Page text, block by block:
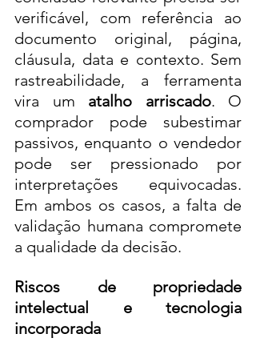
verificável, com referência ao
documento original, página,
cláusula, data e contexto. Sem
rastreabilidade, a ferramenta
vira um atalho arriscado. O
comprador pode subestimar
passivos, enquanto o vendedor
pode ser pressionado por
interpretações equivocadas.
Em ambos os casos, a falta de
validação humana compromete
a qualidade da decisão.
Riscos de propriedade
intelectual e tecnologia
incorporada